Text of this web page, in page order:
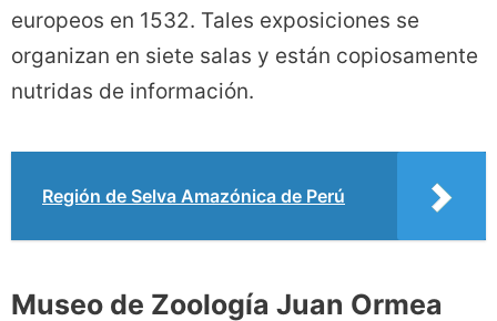
europeos en 1532. Tales exposiciones se
organizan en siete salas y están copiosamente
nutridas de información.
Región de Selva Amazónica de Perú
Museo de Zoología Juan Ormea